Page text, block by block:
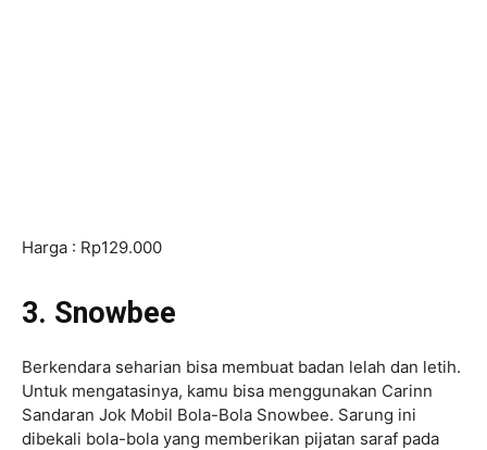
Harga : Rp129.000
3. Snowbee
Berkendara seharian bisa membuat badan lelah dan letih.
Untuk mengatasinya, kamu bisa menggunakan Carinn
Sandaran Jok Mobil Bola-Bola Snowbee. Sarung ini
dibekali bola-bola yang memberikan pijatan saraf pada